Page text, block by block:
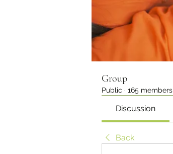
Group
Public · 165 members
Discussion
Back